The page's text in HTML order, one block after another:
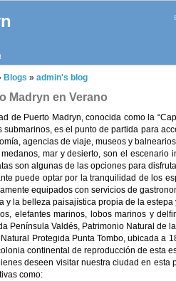
Blogs » admin's blog
Madryn en Verano
de Puerto Madryn, conocida como la
submarinos, es el punto de partida para
agencias de viaje, museos y
medanos, mar y desierto, son el
son algunas de las opciones para
puede optar por la tranquilidad de los
equipados con servicios de
y la belleza paisajística propia de la
elefantes marinos, lobos marinos y
Península Valdés, Patrimonio Natural de
Natural Protegida Punta Tombo, ubicada a
continental de reproducción de esta
deseen visitar nuestra ciudad en
como: